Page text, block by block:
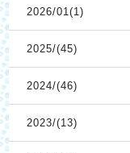
2026/01(1)
2025/(45)
2024/(46)
2023/(13)